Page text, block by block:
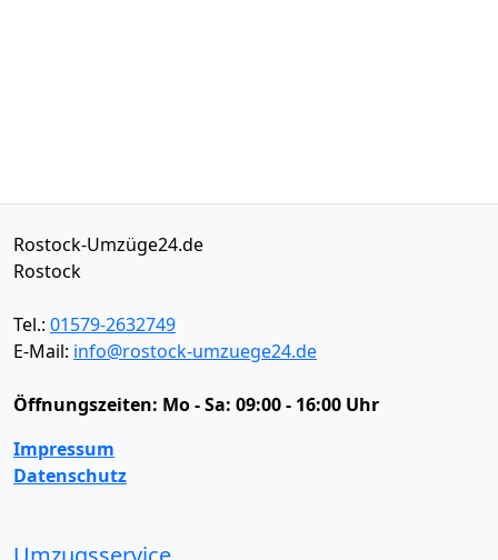
Rostock-Umzüge24.de
Rostock
Tel.: 01579-2632749
E-Mail: info@rostock-umzuege24.de
Öffnungszeiten: Mo - Sa: 09:00 - 16:00 Uhr
Impressum
Datenschutz